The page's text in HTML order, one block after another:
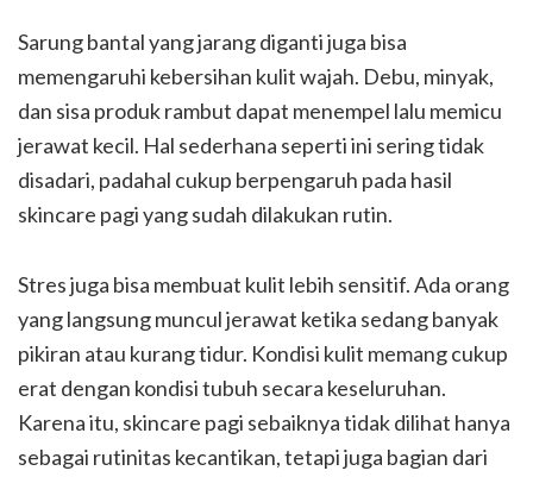
Sarung bantal yang jarang diganti juga bisa
memengaruhi kebersihan kulit wajah. Debu, minyak,
dan sisa produk rambut dapat menempel lalu memicu
jerawat kecil. Hal sederhana seperti ini sering tidak
disadari, padahal cukup berpengaruh pada hasil
skincare pagi yang sudah dilakukan rutin.
Stres juga bisa membuat kulit lebih sensitif. Ada orang
yang langsung muncul jerawat ketika sedang banyak
pikiran atau kurang tidur. Kondisi kulit memang cukup
erat dengan kondisi tubuh secara keseluruhan.
Karena itu, skincare pagi sebaiknya tidak dilihat hanya
sebagai rutinitas kecantikan, tetapi juga bagian dari